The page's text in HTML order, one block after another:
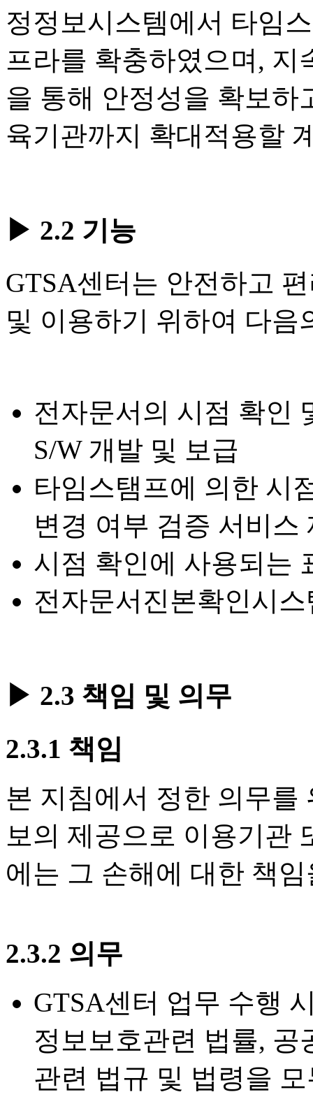
정정보시스템에서 타임
프라를 확충하였으며,
을 통해 안정성을 확보하
육기관까지 확대적용할
▶ 2.2 기능
GTSA센터는 안전하고
및 이용하기 위하여 다음
전자문서의 시점 확인
S/W 개발 및 보급
타임스탬프에 의한 시
변경 여부 검증 서비스
시점 확인에 사용되는
전자문서진본확인시
▶ 2.3 책임 및 의무
2.3.1 책임
본 지침에서 정한 의무를
보의 제공으로 이용기관
에는 그 손해에 대한 책
2.3.2 의무
GTSA센터 업무 수행
정보보호관련 법률, 공
관련 법규 및 법령을